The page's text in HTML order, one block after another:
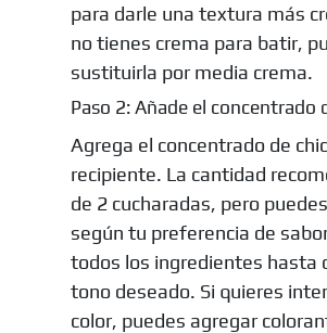
para darle una textura más
no tienes crema para batir,
sustituirla por media crema.
Paso 2: Añade el concentrado
Agrega el concentrado de
recipiente. La cantidad
de 2 cucharadas, pero
según tu preferencia de
todos los ingredientes hasta
tono deseado. Si quieres
color, puedes agregar